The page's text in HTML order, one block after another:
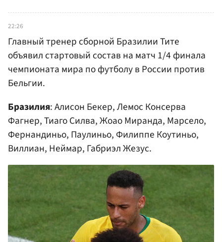
22:26
Главный тренер сборной Бразилии Тите
объявил стартовый состав на матч 1/4 финала
чемпионата мира по футболу в России против
Бельгии.
Бразилия: Алисон Бекер, Лемос Консерва
Фагнер, Тиаго Силва, Жоао Миранда, Марсело,
Фернандиньо, Паулиньо, Филиппе Коутиньо,
Виллиан, Неймар, Габриэл Жезус.